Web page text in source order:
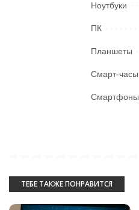
Ноутбуки
ПК
Планшеты
Смарт-часы
Смартфоны
ТЕБЕ ТАКЖЕ ПОНРАВИТСЯ